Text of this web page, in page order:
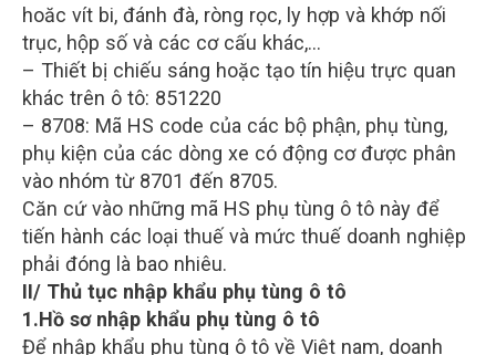
hoăc vít bi, đánh đà, ròng rọc, ly hợp và khớp nối
trục, hộp số và các cơ cấu khác,…
– Thiết bị chiếu sáng hoặc tạo tín hiệu trực quan
khác trên ô tô: 851220
– 8708: Mã HS code của các bộ phận, phụ tùng,
phụ kiện của các dòng xe có động cơ được phân
vào nhóm từ 8701 đến 8705.
Căn cứ vào những mã HS phụ tùng ô tô này để
tiến hành các loại thuế và mức thuế doanh nghiệp
phải đóng là bao nhiêu.
II/ Thủ tục nhập khẩu phụ tùng ô tô
1.Hồ sơ nhập khẩu phụ tùng ô tô
Để nhập khẩu phụ tùng ô tô về Việt nam, doanh